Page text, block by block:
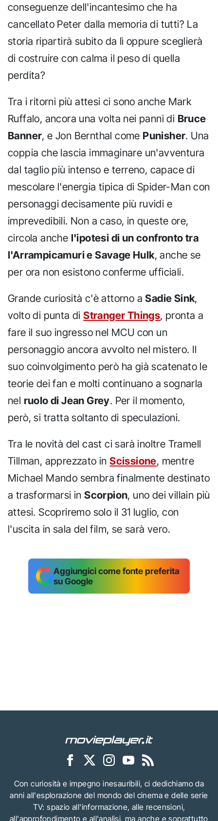
conseguenze dell'incantesimo che ha
cancellato Peter dalla memoria di tutti? La
storia ripartirà subito da lì oppure sceglierà
di costruire con calma il peso di quella
perdita?
Tra i ritorni più attesi ci sono anche Mark
Ruffalo, ancora una volta nei panni di Bruce
Banner, e Jon Bernthal come Punisher. Una
coppia che lascia immaginare un'avventura
dal taglio più intenso e terreno, capace di
mescolare l'energia tipica di Spider-Man con
personaggi decisamente più ruvidi e
imprevedibili. Non a caso, in queste ore,
circola anche l'ipotesi di un confronto tra
l'Arrampicamuri e Savage Hulk, anche se
per ora non esistono conferme ufficiali.
Grande curiosità c'è attorno aSadie Sink,
volto di punta diStranger Things, pronta a
fare il suo ingresso nel MCU con un
personaggio ancora avvolto nel mistero. Il
suo coinvolgimento però ha già scatenato le
teorie dei fan e molti continuano a sognarla
nel ruolo di Jean Grey. Per il momento,
però, si tratta soltanto di speculazioni.
Tra le novità del cast ci sarà inoltre Tramell
Tillman, apprezzato inScissione, mentre
Michael Mando sembra finalmente destinato
a trasformarsi inScorpion, uno dei villain più
attesi. Scopriremo solo il 31 luglio, con
l'uscita in sala del film, se sarà vero.
Aggiungici come fonte preferita
su Google
Con curiosità e impegno inesauribili, ci dedichiamo da
anni all'esplorazione del mondo del cinema e delle serie
TV: spazio all'informazione, alle recensioni,
all'approfondimento e all'analisi, ma anche e soprattutto